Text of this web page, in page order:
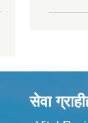
सेवा